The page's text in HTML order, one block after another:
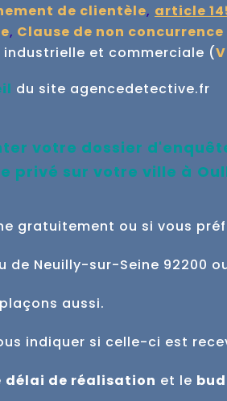
de clientèle, article
, Clause de non concurrence
industrielle et commerciale (
du site agencedetective.fr
votre dossier
privé sur votre ville à
gratuitement ou si vous
de Neuilly-sur-Seine 92200
aussi.
indiquer si celle-ci est
délai de réalisation et le